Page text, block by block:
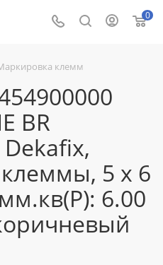
0
клемм
BR
5 x 6
6.00